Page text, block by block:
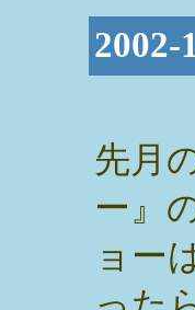
先月
ー』
ョー